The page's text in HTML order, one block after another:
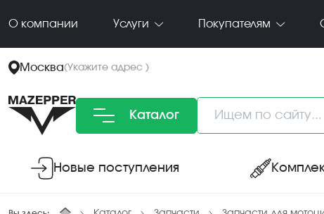
О компании Услуги Покупателям
Москва(Укажите адрес )
Каталог
Новые поступления